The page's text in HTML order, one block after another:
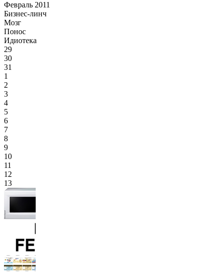
Февраль 2011
Бизнес-линч
Мозг
Понос
Идиотека
29
30
31
1
2
3
4
5
6
7
8
9
10
11
12
13